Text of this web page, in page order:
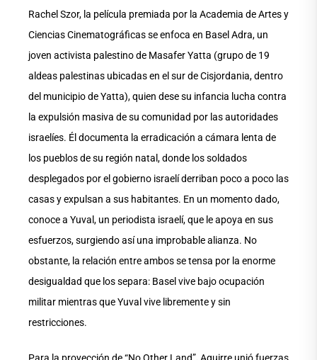
Rachel Szor, la película premiada por la Academia de Artes y
Ciencias Cinematográficas se enfoca en Basel Adra, un
joven activista palestino de Masafer Yatta (grupo de 19
aldeas palestinas ubicadas en el sur de Cisjordania, dentro
del municipio de Yatta), quien dese su infancia lucha contra
la expulsión masiva de su comunidad por las autoridades
israelíes. Él documenta la erradicación a cámara lenta de
los pueblos de su región natal, donde los soldados
desplegados por el gobierno israelí derriban poco a poco las
casas y expulsan a sus habitantes. En un momento dado,
conoce a Yuval, un periodista israelí, que le apoya en sus
esfuerzos, surgiendo así una improbable alianza. No
obstante, la relación entre ambos se tensa por la enorme
desigualdad que los separa: Basel vive bajo ocupación
militar mientras que Yuval vive libremente y sin
restricciones.
Para la proyección de “No Other Land”, Aguirre unió fuerzas